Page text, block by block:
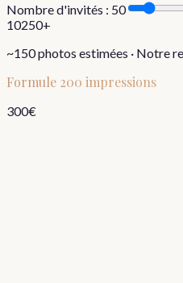
Nombre d'invités : 50
10250+
~150photos estimées · Notre
Formule 200 impressions
300€